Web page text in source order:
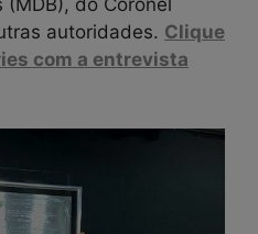
autoridades. Clique
com a entrevista